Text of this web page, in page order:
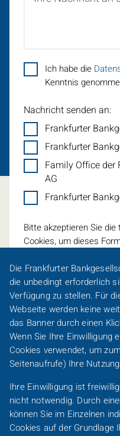
Die Frankfurter
die unbedingt erforderlich
Verfügung zu stellen. Für
Webseite werden keine
das Banner durch einen
Wenn Sie Ihre Einwilligung
Cookies verwendet, um
Seitenaufrufe) Ihre
Ihre Einwilligung ist
nicht notwendig. Durch
können Sie im Einzelnen
Cookies auf der Grundlage
Ich habe die
Kenntnis
Nachricht senden an:
Frankfurter
Frankfurter
Family Office der
AG
Frankfurter
Bitte akzeptieren Sie
Cookies, um dieses
Eine
Footer-
Line-
DACH
/
FO
Karriere Presse
Kundeninformationen
Footer-
DACH Frankfurter